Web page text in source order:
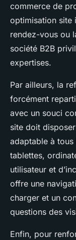
commerce de
optimisation site
rendez-vous ou
société B2B
expertises.
Par ailleurs, la
forcément
avec un souci
site doit
adaptable à
tablettes,
utilisateur et
offre une
charger et un
questions des
Enfin, pour